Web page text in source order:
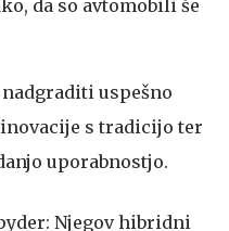
da so avtomobili še
nadgraditi uspešno
s tradicijo ter
uporabnostjo.